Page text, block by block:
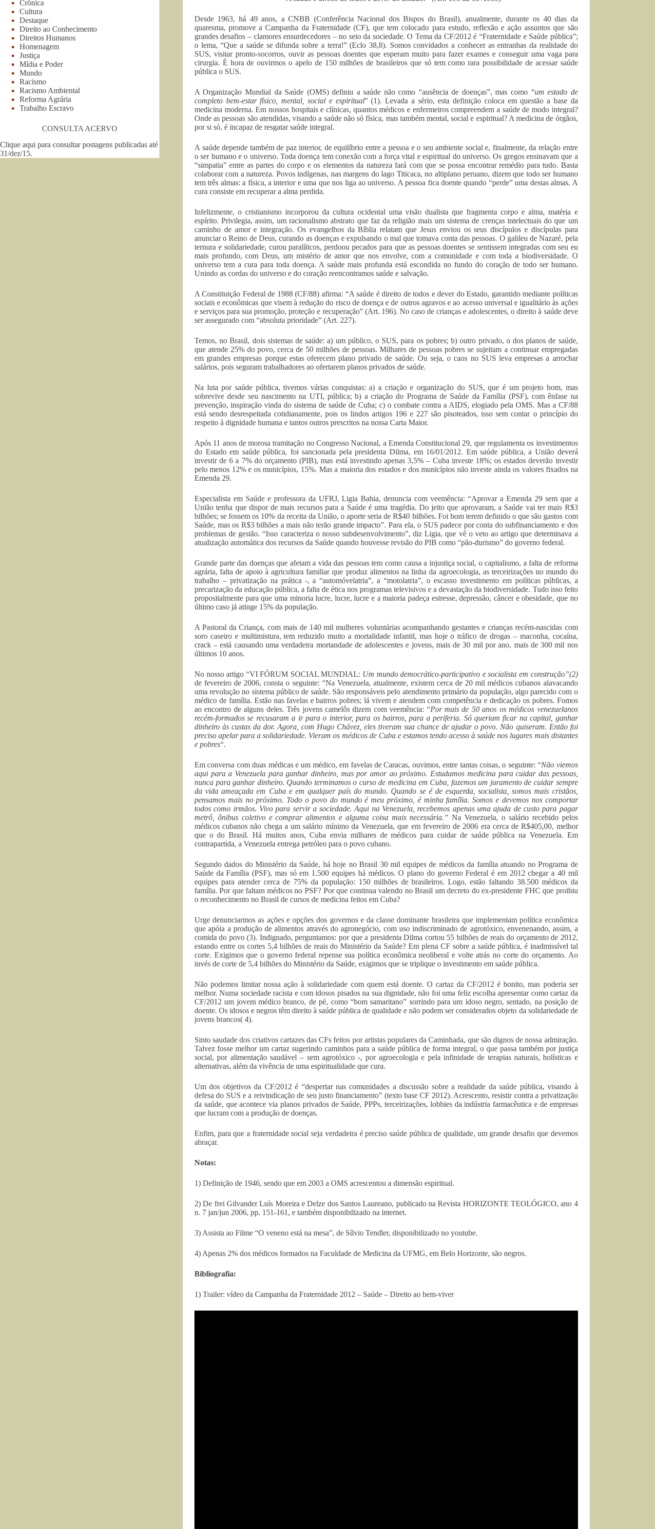
Desde 1963, há 49 anos, a CNBB (Conferência Nacional dos Bispos do Brasil), anualmente, durante os 40 dias da
quaresma, promove a Campanha da Fraternidade (CF), que tem colocado para estudo, reflexão e ação assuntos que são
grandes desafios – clamores ensurdecedores – no seio da sociedade. O Tema da CF/2012 é “Fraternidade e Saúde pública”;
o lema, “Que a saúde se difunda sobre a terra!” (Eclo 38,8). Somos convidados a conhecer as entranhas da realidade do
SUS, visitar pronto-socorros, ouvir as pessoas doentes que esperam muito para fazer exames e conseguir uma vaga para
cirurgia. É hora de ouvirmos o apelo de 150 milhões de brasileiros que só tem como rara possibilidade de acessar saúde
pública o SUS.
A Organização Mundial da Saúde (OMS) definiu a saúde não como “ausência de doenças”, mas como “um estado de
completo bem-estar físico, mental, social e espiritual” (1). Levada a sério, esta definição coloca em questão a base da
medicina moderna. Em nossos hospitais e clínicas, quantos médicos e enfermeiros compreendem a saúde de modo integral?
Onde as pessoas são atendidas, visando a saúde não só física, mas também mental, social e espiritual? A medicina de órgãos,
por si só, é incapaz de resgatar saúde integral.
A saúde depende também de paz interior, de equilíbrio entre a pessoa e o seu ambiente social e, finalmente, da relação entre
o ser humano e o universo. Toda doença tem conexão com a força vital e espiritual do universo. Os gregos ensinavam que a
“simpatia” entre as partes do corpo e os elementos da natureza fará com que se possa encontrar remédio para tudo. Basta
colaborar com a natureza. Povos indígenas, nas margens do lago Titicaca, no altiplano peruano, dizem que todo ser humano
tem três almas: a física, a interior e uma que nos liga ao universo. A pessoa fica doente quando “perde” uma destas almas. A
cura consiste em recuperar a alma perdida.
Infelizmente, o cristianismo incorporou da cultura ocidental uma visão dualista que fragmenta corpo e alma, matéria e
espírito. Privilegia, assim, um racionalismo abstrato que faz da religião mais um sistema de crenças intelectuais do que um
caminho de amor e integração. Os evangelhos da Bíblia relatam que Jesus enviou os seus discípulos e discípulas para
anunciar o Reino de Deus, curando as doenças e expulsando o mal que tomava conta das pessoas. O galileu de Nazaré, pela
ternura e solidariedade, curou paralíticos, perdoou pecados para que as pessoas doentes se sentissem integradas com seu eu
mais profundo, com Deus, um mistério de amor que nos envolve, com a comunidade e com toda a biodiversidade. O
universo tem a cura para toda doença. A saúde mais profunda está escondida no fundo do coração de todo ser humano.
Unindo as cordas do universo e do coração reencontramos saúde e salvação.
A Constituição Federal de 1988 (CF/88) afirma: “A saúde é direito de todos e dever do Estado, garantido mediante políticas
sociais e econômicas que visem à redução do risco de doença e de outros agravos e ao acesso universal e igualitário às ações
e serviços para sua promoção, proteção e recuperação” (Art. 196). No caso de crianças e adolescentes, o direito à saúde deve
ser assegurado com “absoluta prioridade” (Art. 227).
Temos, no Brasil, dois sistemas de saúde: a) um público, o SUS, para os pobres; b) outro privado, o dos planos de saúde,
que atende 25% do povo, cerca de 50 milhões de pessoas. Milhares de pessoas pobres se sujeitam a continuar empregadas
em grandes empresas porque estas oferecem plano privado de saúde. Ou seja, o caos no SUS leva empresas a arrochar
salários, pois seguram trabalhadores ao ofertarem planos privados de saúde.
Na luta por saúde pública, tivemos várias conquistas: a) a criação e organização do SUS, que é um projeto bom, mas
sobrevive desde seu nascimento na UTI, pública; b) a criação do Programa de Saúde da Família (PSF), com ênfase na
prevenção, inspiração vinda do sistema de saúde de Cuba; c) o combate contra a AIDS, elogiado pela OMS. Mas a CF/88
está sendo desrespeitada cotidianamente, pois os lindos artigos 196 e 227 são pisoteados, isso sem contar o princípio do
respeito à dignidade humana e tantos outros prescritos na nossa Carta Maior.
Após 11 anos de morosa tramitação no Congresso Nacional, a Emenda Constitucional 29, que regulamenta os investimentos
do Estado em saúde pública, foi sancionada pela presidenta Dilma, em 16/01/2012. Em saúde pública, a União deverá
investir de 6 a 7% do orçamento (PIB), mas está investindo apenas 3,5% – Cuba investe 18%; os estados deverão investir
pelo menos 12% e os municípios, 15%. Mas a maioria dos estados e dos municípios não investe ainda os valores fixados na
Emenda 29.
Especialista em Saúde e professora da UFRJ, Ligia Bahia, denuncia com veemência: “Aprovar a Emenda 29 sem que a
União tenha que dispor de mais recursos para a Saúde é uma tragédia. Do jeito que aprovaram, a Saúde vai ter mais R$3
bilhões; se fossem os 10% da receita da União, o aporte seria de R$40 bilhões. Foi bom terem definido o que são gastos com
Saúde, mas os R$3 bilhões a mais não terão grande impacto”. Para ela, o SUS padece por conta do subfinanciamento e dos
problemas de gestão. “Isso caracteriza o nosso subdesenvolvimento”, diz Ligia, que vê o veto ao artigo que determinava a
atualização automática dos recursos da Saúde quando houvesse revisão do PIB como “pão-durismo” do governo federal.
Grande parte das doenças que afetam a vida das pessoas tem como causa a injustiça social, o capitalismo, a falta de reforma
agrária, falta de apoio à agricultura familiar que produz alimentos na linha da agroecologia, as terceirizações no mundo do
trabalho – privatização na prática -, a “automóvelatria”, a “motolatria”, o escasso investimento em políticas públicas, a
precarização da educação pública, a falta de ética nos programas televisivos e a devastação da biodiversidade. Tudo isso feito
propositalmente para que uma minoria lucre, lucre, lucre e a maioria padeça estresse, depressão, câncer e obesidade, que no
último caso já atinge 15% da população.
A Pastoral da Criança, com mais de 140 mil mulheres voluntárias acompanhando gestantes e crianças recém-nascidas com
soro caseiro e multimistura, tem reduzido muito a mortalidade infantil, mas hoje o tráfico de drogas – maconha, cocaína,
crack – está causando uma verdadeira mortandade de adolescentes e jovens, mais de 30 mil por ano, mais de 300 mil nos
últimos 10 anos.
No nosso artigo “VI FÓRUM SOCIAL MUNDIAL: Um mundo democrático-participativo e socialista em construção”(2)
de fevereiro de 2006, consta o seguinte: “Na Venezuela, atualmente, existem cerca de 20 mil médicos cubanos alavacando
uma revolução no sistema público de saúde. São responsáveis pelo atendimento primário da população, algo parecido com o
médico de família. Estão nas favelas e bairros pobres; lá vivem e atendem com competência e dedicação os pobres. Fomos
ao encontro de alguns deles. Três jovens camelôs dizem com veemência: “Por mais de 50 anos os médicos venezuelanos
recém-formados se recusaram a ir para o interior, para os bairros, para a periferia. Só queriam ficar na capital, ganhar
dinheiro às custas da dor. Agora, com Hugo Chávez, eles tiveram sua chance de ajudar o povo. Não quiseram. Então foi
preciso apelar para a solidariedade. Vieram os médicos de Cuba e estamos tendo acesso à saúde nos lugares mais distantes
e pobres“.
Em conversa com duas médicas e um médico, em favelas de Caracas, ouvimos, entre tantas coisas, o seguinte: “Não viemos
aqui para a Venezuela para ganhar dinheiro, mas por amor ao próximo. Estudamos medicina para cuidar das pessoas,
nunca para ganhar dinheiro. Quando terminamos o curso de medicina em Cuba, fazemos um juramento de cuidar sempre
da vida ameaçada em Cuba e em qualquer país do mundo. Quando se é de esquerda, socialista, somos mais cristãos,
pensamos mais no próximo. Todo o povo do mundo é meu próximo, é minha família. Somos e devemos nos comportar
todos como irmãos. Vivo para servir a sociedade. Aqui na Venezuela, recebemos apenas uma ajuda de custo para pagar
metrô, ônibus coletivo e comprar alimentos e alguma coisa mais necessária.”Na Venezuela, o salário recebido pelos
médicos cubanos não chega a um salário mínimo da Venezuela, que em fevereiro de 2006 era cerca de R$405,00, melhor
que o do Brasil. Há muitos anos, Cuba envia milhares de médicos para cuidar de saúde pública na Venezuela. Em
contrapartida, a Venezuela entrega petróleo para o povo cubano.
Segundo dados do Ministério da Saúde, há hoje no Brasil 30 mil equipes de médicos da família atuando no Programa de
Saúde da Família (PSF), mas só em 1.500 equipes há médicos. O plano do governo Federal é em 2012 chegar a 40 mil
equipes para atender cerca de 75% da população: 150 milhões de brasileiros. Logo, estão faltando 38.500 médicos da
família. Por que faltam médicos no PSF? Por que continua valendo no Brasil um decreto do ex-presidente FHC que proibiu
o reconhecimento no Brasil de cursos de medicina feitos em Cuba?
Urge denunciarmos as ações e opções dos governos e da classe dominante brasileira que implementam política econômica
que apóia a produção de alimentos através do agronegócio, com uso indiscriminado de agrotóxico, envenenando, assim, a
comida do povo (3). Indignado, perguntamos: por que a presidenta Dilma cortou 55 bilhões de reais do orçamento de 2012,
estando entre os cortes 5,4 bilhões de reais do Ministério da Saúde? Em plena CF sobre a saúde pública, é inadmissível tal
corte. Exigimos que o governo federal repense sua política econômica neoliberal e volte atrás no corte do orçamento. Ao
invés de corte de 5,4 bilhões do Ministério da Saúde, exigimos que se triplique o investimento em saúde pública.
Não podemos limitar nossa ação à solidariedade com quem está doente. O cartaz da CF/2012 é bonito, mas poderia ser
melhor. Numa sociedade racista e com idosos pisados na sua dignidade, não foi uma feliz escolha apresentar como cartaz da
CF/2012 um jovem médico branco, de pé, como “bom samaritano” sorrindo para um idoso negro, sentado, na posição de
doente. Os idosos e negros têm direito à saúde pública de qualidade e não podem ser considerados objeto da solidariedade de
jovens brancos( 4).
Sinto saudade dos criativos cartazes das CFs feitos por artistas populares da Caminhada, que são dignos de nossa admiração.
Talvez fosse melhor um cartaz sugerindo caminhos para a saúde pública de forma integral, o que passa também por justiça
social, por alimentação saudável – sem agrotóxico -, por agroecologia e pela infinidade de terapias naturais, holísticas e
alternativas, além da vivência de uma espiritualidade que cura.
Um dos objetivos da CF/2012 é “despertar nas comunidades a discussão sobre a realidade da saúde pública, visando à
defesa do SUS e a reivindicação de seu justo financiamento” (texto base CF 2012). Acrescento, resistir contra a privatização
da saúde, que acontece via planos privados de Saúde, PPPs, terceirizações, lobbies da indústria farmacêutica e de empresas
que lucram com a produção de doenças.
Enfim, para que a fraternidade social seja verdadeira é preciso saúde pública de qualidade, um grande desafio que devemos
abraçar.
Notas:
1) Definição de 1946, sendo que em 2003 a OMS acrescentou a dimensão espiritual.
2) De frei Gilvander Luís Moreira e Delze dos Santos Laureano, publicado na Revista HORIZONTE TEOLÓGICO, ano 4
n. 7 jan/jun 2006, pp. 151-161, e também disponibilizado na internet.
3) Assista ao Filme “O veneno está na mesa”, de Sílvio Tendler, disponibilizado no youtube.
4) Apenas 2% dos médicos formados na Faculdade de Medicina da UFMG, em Belo Horizonte, são negros.
Bibliografia:
1) Trailer: vídeo da Campanha da Fraternidade 2012 – Saúde – Direito ao bem-viver
Crônica
Cultura
Destaque
Direito ao Conhecimento
Direitos Humanos
Homenagem
Justiça
Mídia e Poder
Mundo
Racismo
Racismo Ambiental
Reforma Agrária
Trabalho Escravo
CONSULTA ACERVO
Clique aqui para consultar postagens publicadas até
31/dez/15.